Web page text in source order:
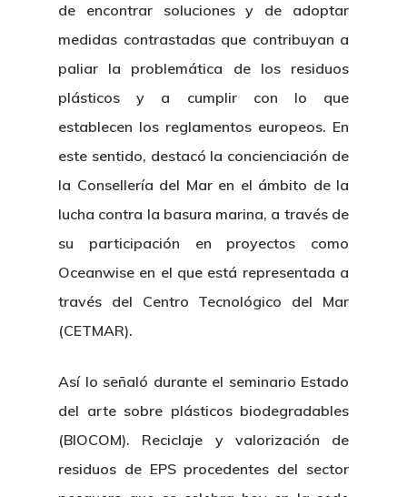
de encontrar soluciones y de adoptar
medidas contrastadas que contribuyan a
paliar la problemática de los residuos
plásticos y a cumplir con lo que
establecen los reglamentos europeos. En
este sentido, destacó la concienciación de
la Consellería del Mar en el ámbito de la
lucha contra la basura marina, a través de
su participación en proyectos como
Oceanwise en el que está representada a
través del Centro Tecnológico del Mar
(CETMAR).
Así lo señaló durante el seminario Estado
del arte sobre plásticos biodegradables
(BIOCOM). Reciclaje y valorización de
residuos de EPS procedentes del sector